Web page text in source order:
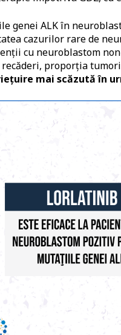
genei ALK în
cazurilor rare de
cu neuroblastom
proporția
mai scăzută în